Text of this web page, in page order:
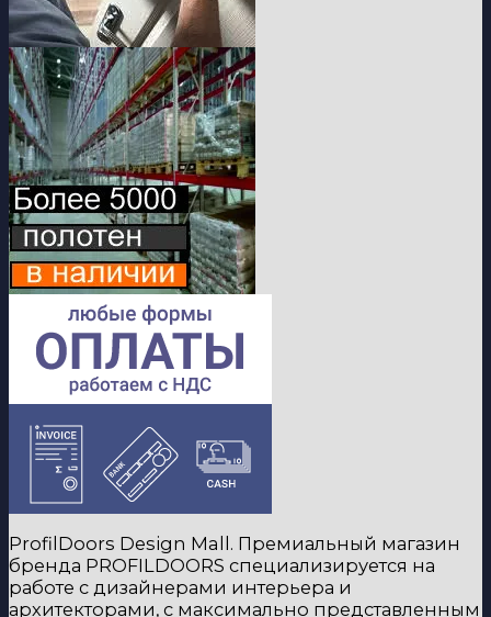
ProfilDoors Design Mall. Премиальный магазин
бренда PROFILDOORS специализируется на
работе с дизайнерами интерьера и
архитекторами, с максимально представленным